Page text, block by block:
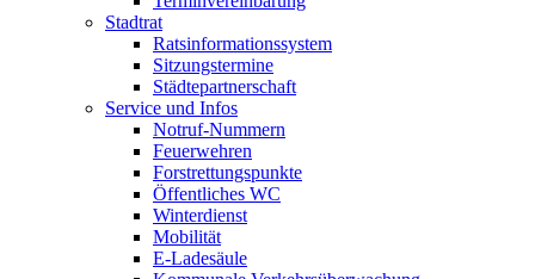
Stadtrat
Ratsinformationssystem
Sitzungstermine
Städtepartnerschaft
Service und Infos
Notruf-Nummern
Feuerwehren
Forstrettungspunkte
Öffentliches WC
Winterdienst
Mobilität
E-Ladesäule